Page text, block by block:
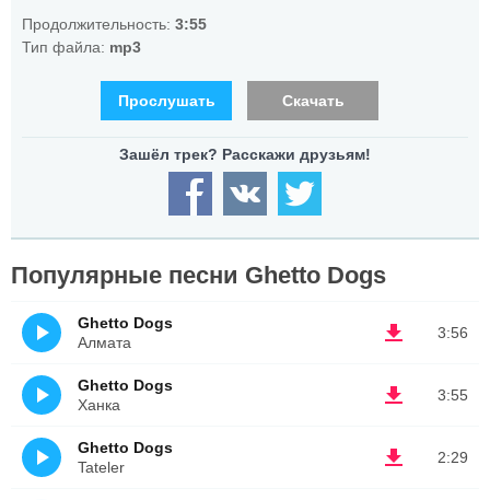
Продолжительность: 3:55
Тип файла: mp3
Прослушать Скачать
Популярные песни Ghetto Dogs
3:56
Ghetto Dogs
Алмата
3:55
Ghetto Dogs
Ханка
2:29
Ghetto Dogs
Tateler